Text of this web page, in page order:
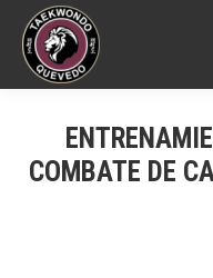
COMBATE DE